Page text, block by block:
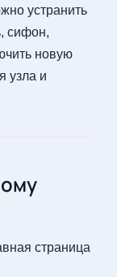
устранить
сифон,
новую
узла и
страница